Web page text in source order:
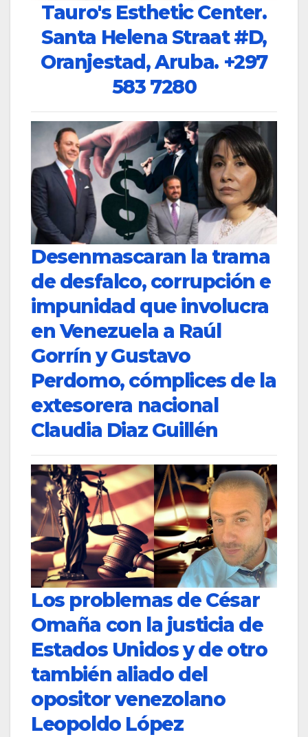
Tauro's Esthetic Center.
Santa Helena Straat #D,
Oranjestad, Aruba. +297
583 7280
Desenmascaran la trama
de desfalco, corrupción e
impunidad que involucra
en Venezuela a Raúl
Gorrín y Gustavo
Perdomo, cómplices de la
extesorera nacional
Claudia Diaz Guillén
Los problemas de César
Omaña con la justicia de
Estados Unidos y de otro
también aliado del
opositor venezolano
Leopoldo López